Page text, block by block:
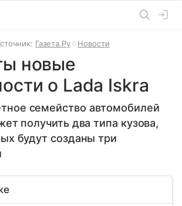
Газета.Ру Новости
новые
о Lada Iskra
семейство автомобилей
получить два типа кузова,
будут созданы три